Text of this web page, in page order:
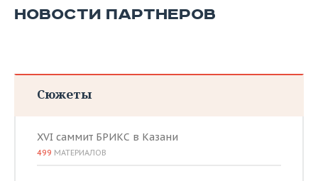
НОВОСТИ ПАРТНЕРОВ
Сюжеты
XVI саммит БРИКС в Казани
499 МАТЕРИАЛОВ